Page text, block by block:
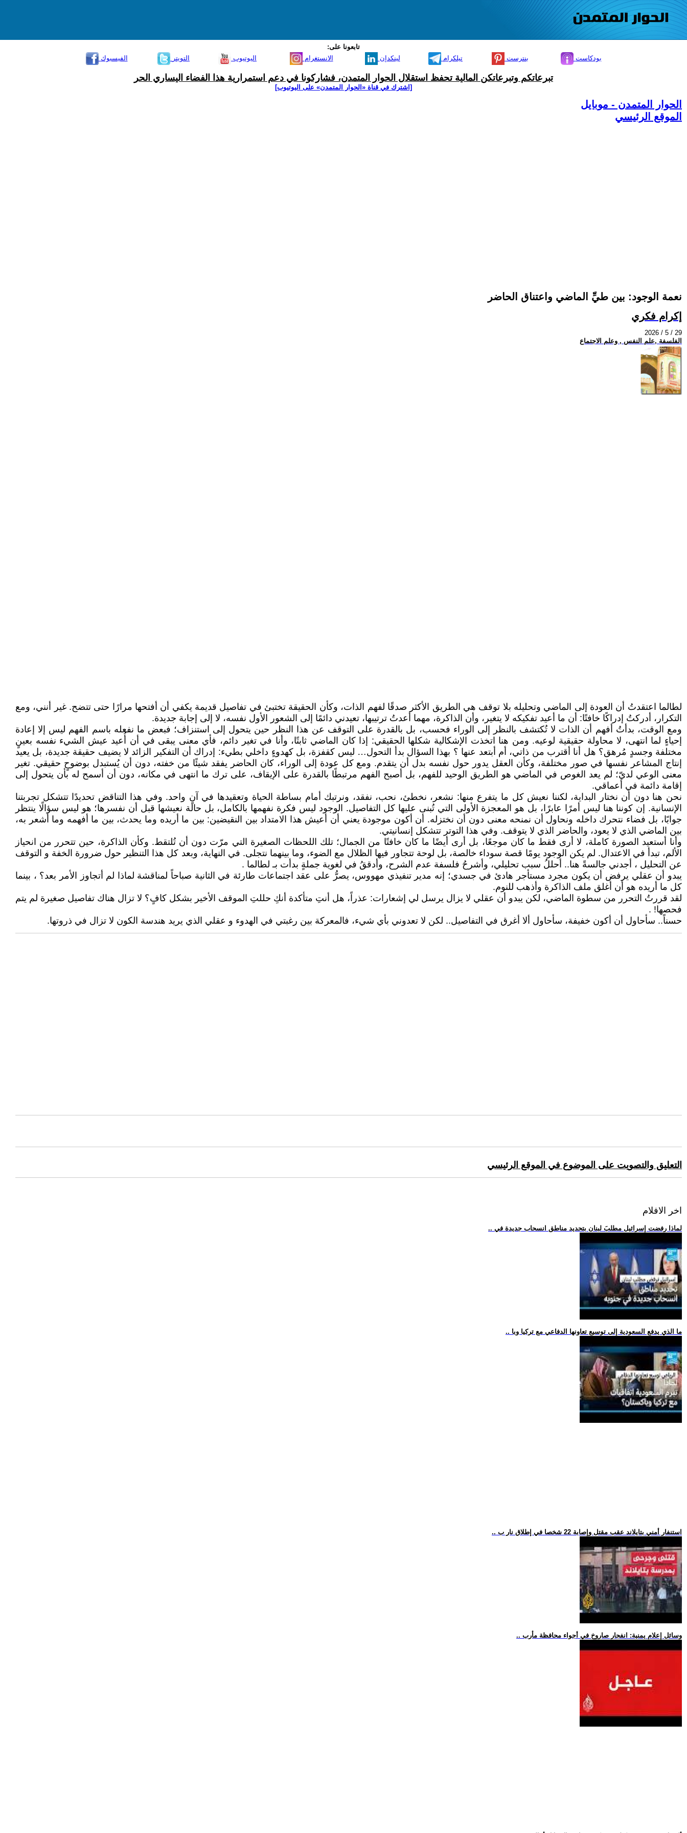
تابعونا على:
الفيسبوك
التويتر اليوتيوب الانستغرام لينكدإن تيلكرام بنترست بودكاست
تبرعاتكم وتبرعاتكن المالية تحفظ استقلال الحوار المتمدن، فشاركونا في دعم استمرارية هذا الفضاء اليساري الحر
[اشترك في قناة ‫«الحوار المتمدن» على اليوتيوب]
الحوار المتمدن - موبايل
الموقع الرئيسي
نعمة الوجود: بين طيِّ الماضي واعتناق الحاضر
إكرام فكري
2026 / 5 / 29
الفلسفة ,علم النفس , وعلم الاجتماع
لطالما اعتقدتُ أن العودة إلى الماضي وتحليله بلا توقف هي الطريق الأكثر صدقًا لفهم الذات، وكأن الحقيقة تختبئ في تفاصيل قديمة يكفي أن أفتحها مرارًا حتى تتضح. غير أنني، ومع
التكرار، أدركتُ إدراكًا خافتًا: أن ما أعيد تفكيكه لا يتغير، وأن الذاكرة، مهما أعدتُ ترتيبها، تعيدني دائمًا إلى الشعور الأول نفسه، لا إلى إجابة جديدة.
ومع الوقت، بدأتُ أفهم أن الذات لا تُكتشف بالنظر إلى الوراء فحسب، بل بالقدرة على التوقف عن هذا النظر حين يتحول إلى استنزاف؛ فبعض ما نفعله باسم الفهم ليس إلا إعادة
إحياءٍ لما انتهى، لا محاولة حقيقية لوعيه. ومن هنا اتخذت الإشكالية شكلها الحقيقي: إذا كان الماضي ثابتًا، وأنا في تغير دائم، فأي معنى يبقى في أن أُعيد عيش الشيء نفسه بعينٍ
مختلفة وجسدٍ مُرهق؟ هل أنا أقترب من ذاتي، أم أبتعد عنها ؟ بهذا السؤال بدأ التحول… ليس كقفزة، بل كهدوءٍ داخلي بطيء: إدراك أن التفكير الزائد لا يضيف حقيقة جديدة، بل يعيد
إنتاج المشاعر نفسها في صور مختلفة، وكأن العقل يدور حول نفسه بدل أن يتقدم. ومع كل عودة إلى الوراء، كان الحاضر يفقد شيئًا من خفته، دون أن يُستبدل بوضوحٍ حقيقي. تغير
معنى الوعي لديّ؛ لم يعد الغوص في الماضي هو الطريق الوحيد للفهم، بل أصبح الفهم مرتبطًا بالقدرة على الإيقاف، على ترك ما انتهى في مكانه، دون أن أسمح له بأن يتحول إلى
إقامة دائمة في أعماقي.
نحن هنا دون أن نختار البداية، لكننا نعيش كل ما يتفرع منها: نشعر، نخطئ، نحب، نفقد، ونرتبك أمام بساطة الحياة وتعقيدها في آنٍ واحد. وفي هذا التناقض تحديدًا تتشكل تجربتنا
الإنسانية. إن كوننا هنا ليس أمرًا عابرًا، بل هو المعجزة الأولى التي تُبنى عليها كل التفاصيل. الوجود ليس فكرة نفهمها بالكامل، بل حالة نعيشها قبل أن نفسرها؛ هو ليس سؤالًا ينتظر
جوابًا، بل فضاء نتحرك داخله ونحاول أن نمنحه معنى دون أن نختزله. أن أكون موجودة يعني أن أعيش هذا الامتداد بين النقيضين: بين ما أريده وما يحدث، بين ما أفهمه وما أشعر به،
بين الماضي الذي لا يعود، والحاضر الذي لا يتوقف. وفي هذا التوتر تتشكل إنسانيتي.
وأنا أستعيد الصورة كاملة، لا أرى فقط ما كان موجعًا، بل أرى أيضًا ما كان خافتًا من الجمال؛ تلك اللحظات الصغيرة التي مرّت دون أن تُلتقط. وكأن الذاكرة، حين تتحرر من انحياز
الألم، تبدأ في الاعتدال. لم يكن الوجود يومًا قصة سوداء خالصة، بل لوحة تتجاور فيها الظلال مع الضوء، وما بينهما نتجلى. في النهاية، وبعد كل هذا التنظير حول ضرورة الخفة و التوقف
عن التحليل ، أجدني جالسةً هنا.. أحللُ سبب تحليلي، وأشرحُ فلسفة عدم الشرح، وأدققُ في لغوية جملةٍ بدأت بـ لطالما .
يبدو أن عقلي يرفض أن يكون مجرد مستأجر هادئ في جسدي؛ إنه مدير تنفيذي مهووس، يصرُّ على عقد اجتماعات طارئة في الثانية صباحاً لمناقشة لماذا لم أتجاوز الأمر بعد؟ ، بينما
كل ما أريده هو أن أغلق ملف الذاكرة وأذهب للنوم.
لقد قررتُ التحرر من سطوة الماضي، لكن يبدو أن عقلي لا يزال يرسل لي إشعارات: عذراً، هل أنتِ متأكدة أنكِ حللتِ الموقف الأخير بشكل كافٍ؟ لا تزال هناك تفاصيل صغيرة لم يتم
فحصها! .
حسناً.. سأحاول أن أكون خفيفة، سأحاول ألا أغرق في التفاصيل.. لكن لا تعدوني بأي شيء، فالمعركة بين رغبتي في الهدوء و عقلي الذي يريد هندسة الكون لا تزال في ذروتها.
التعليق والتصويت على الموضوع في الموقع الرئيسي
اخر الافلام
.. لماذا رفضت إسرائيل مطلبَ لبنان بتحديد مناطق انسحاب جديدة في
.. ما الذي يدفع السعودية إلى توسيع تعاونها الدفاعي مع تركيا وبا
.. استنفار أمني بتايلاند عقب مقتل وإصابة 22 شخصا في إطلاق نار ب
.. وسائل إعلام يمنية: انفجار صاروخ في أجواء محافظة مأرب